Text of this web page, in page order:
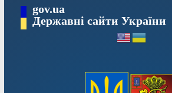
вмісту
gov.ua
Державні сайти України